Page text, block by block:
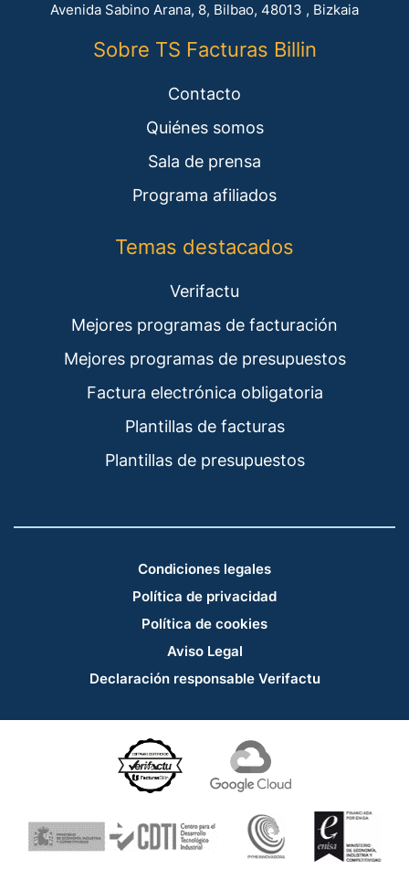
Avenida Sabino Arana, 8, Bilbao, 48013 , Bizkaia
Sobre TS Facturas Billin
Contacto
Quiénes somos
Sala de prensa
Programa afiliados
Temas destacados
Verifactu
Mejores programas de facturación
Mejores programas de presupuestos
Factura electrónica obligatoria
Plantillas de facturas
Plantillas de presupuestos
Condiciones legales
Política de privacidad
Política de cookies
Aviso Legal
Declaración responsable Verifactu